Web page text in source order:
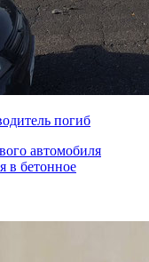
погиб
автомобиля
в бетонное